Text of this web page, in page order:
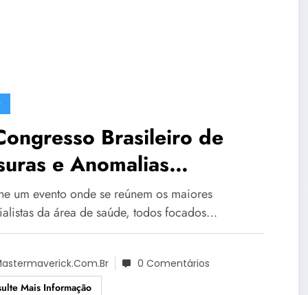
Brasileiro de
e Anomalias
2024: Um
de Esperança e
um evento onde se reúnem os maiores
da área de saúde, todos focados…
0 Comentários
Mais Informação